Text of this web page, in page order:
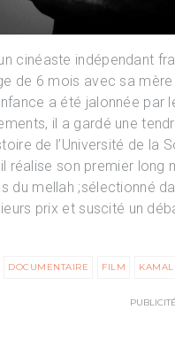
cinéaste indépendant
de 6 mois avec sa
a été jalonnée par
il a gardé une
de l’Université de la
réalise son premier long
du mellah ;sélectionné
prix et suscité un
DOCUMENTAIRE FILM
PUBLICITÉ